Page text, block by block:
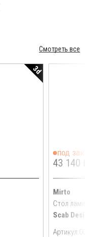
Смотреть все
3d
под
43 140
Mirto
Стол
Scab
Артикул: